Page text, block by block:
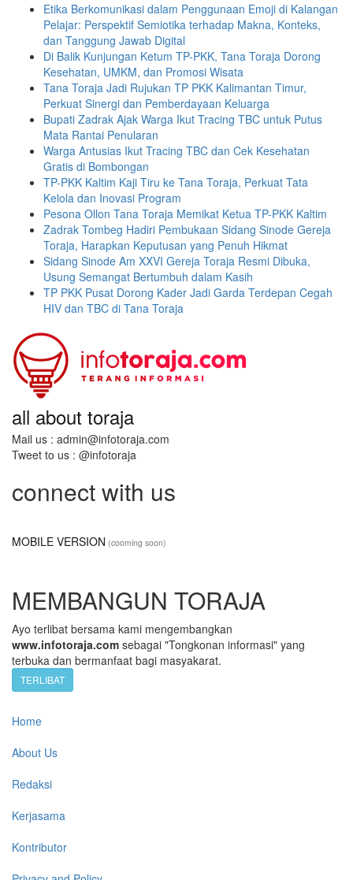
Etika Berkomunikasi dalam Penggunaan Emoji di Kalangan
Pelajar: Perspektif Semiotika terhadap Makna, Konteks,
dan Tanggung Jawab Digital
Di Balik Kunjungan Ketum TP-PKK, Tana Toraja Dorong
Kesehatan, UMKM, dan Promosi Wisata
Tana Toraja Jadi Rujukan TP PKK Kalimantan Timur,
Perkuat Sinergi dan Pemberdayaan Keluarga
Bupati Zadrak Ajak Warga Ikut Tracing TBC untuk Putus
Mata Rantai Penularan
Warga Antusias Ikut Tracing TBC dan Cek Kesehatan
Gratis di Bombongan
TP-PKK Kaltim Kaji Tiru ke Tana Toraja, Perkuat Tata
Kelola dan Inovasi Program
Pesona Ollon Tana Toraja Memikat Ketua TP-PKK Kaltim
Zadrak Tombeg Hadiri Pembukaan Sidang Sinode Gereja
Toraja, Harapkan Keputusan yang Penuh Hikmat
Sidang Sinode Am XXVI Gereja Toraja Resmi Dibuka,
Usung Semangat Bertumbuh dalam Kasih
TP PKK Pusat Dorong Kader Jadi Garda Terdepan Cegah
HIV dan TBC di Tana Toraja
all about toraja
Mail us : admin@infotoraja.com
Tweet to us : @infotoraja
connect with us
MOBILE VERSION (cooming soon)
MEMBANGUN TORAJA
Ayo terlibat bersama kami mengembangkan
www.infotoraja.com sebagai "Tongkonan informasi" yang
terbuka dan bermanfaat bagi masyakarat.
TERLIBAT
Home
About Us
Redaksi
Kerjasama
Kontributor